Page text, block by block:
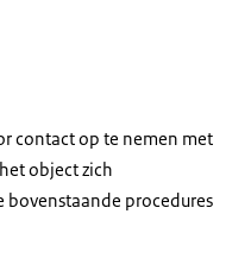
contact op te nemen met
object zich
bovenstaande procedures